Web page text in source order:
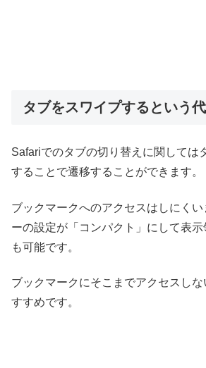
タブをスワイプするという
Safariでのタブの切り替えに関しては
することで遷移することができます。
ブックマークへのアクセスはしにく
ーの設定が「コンパクト」にして表
も可能です。
ブックマークにそこまでアクセスし
すすめです。